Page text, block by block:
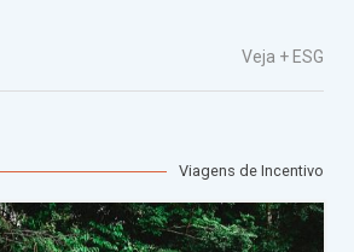
Veja + ESG
Viagens de Incentivo